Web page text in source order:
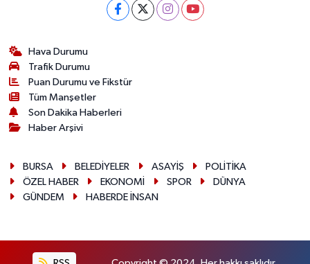
Hava Durumu
Trafik Durumu
Puan Durumu ve Fikstür
Tüm Manşetler
Son Dakika Haberleri
Haber Arşivi
BURSA BELEDİYELER ASAYİŞ
POLİTİKA
ÖZEL HABER
EKONOMİ SPOR
DÜNYA
GÜNDEM
HABERDE İNSAN